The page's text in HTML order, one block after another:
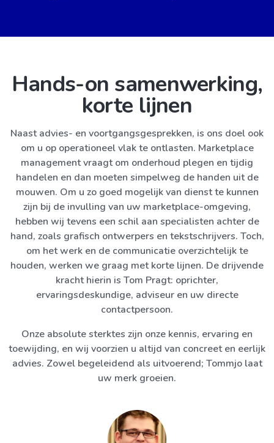
Hands-on samenwerking,
korte lijnen
Naast advies- en voortgangsgesprekken, is ons doel ook
om u op operationeel vlak te ontlasten. Marketplace
management vraagt om onderhoud plegen en tijdig
handelen en dan moeten simpelweg de handen uit de
mouwen. Om u zo goed mogelijk van dienst te kunnen
zijn bij de invulling van uw marketplace-omgeving,
hebben wij tevens een schil aan specialisten achter de
hand, zoals grafisch ontwerpers en tekstschrijvers. Toch,
om het werk en de communicatie overzichtelijk te
houden, werken we graag met korte lijnen. De drijvende
kracht hierin is Tom Pragt: oprichter,
ervaringsdeskundige, adviseur en uw directe
contactpersoon.
Onze absolute sterktes zijn onze kennis, ervaring en
toewijding, en wij voorzien u altijd van concreet en eerlijk
advies. Zowel begeleidend als uitvoerend; Tommjo laat
uw merk groeien.